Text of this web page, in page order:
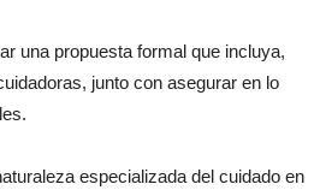
una propuesta formal que incluya,
junto con asegurar en lo
especializada del cuidado en